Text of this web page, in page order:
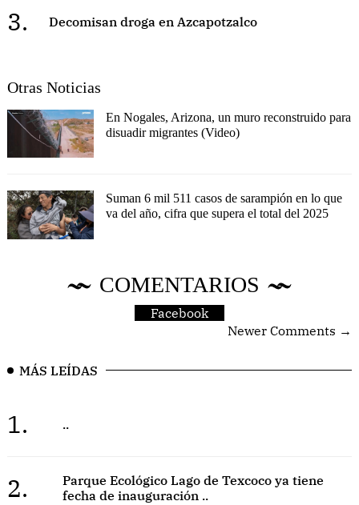
3. Decomisan droga en Azcapotzalco
Otras Noticias
En Nogales, Arizona, un muro reconstruido para
disuadir migrantes (Video)
Suman 6 mil 511 casos de sarampión en lo que
va del año, cifra que supera el total del 2025
COMENTARIOS
Facebook
Newer Comments →
MÁS LEÍDAS
1. ..
2.
Parque Ecológico Lago de Texcoco ya tiene
fecha de inauguración ..